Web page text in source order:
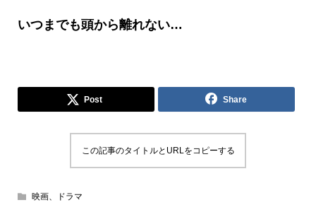
いつまでも頭から離れない…
Post Share
この記事のタイトルとURLをコピーする
映画、ドラマ